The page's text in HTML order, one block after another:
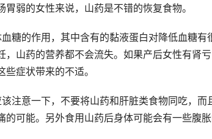
弱的女性来说，山药是不错的恢复食物。
糖的作用，其中含有的黏液蛋白对降低血糖
，山药的营养都不会流失。如果产后女性有肾
症状带来的不适。
注意一下，不要将山药和肝脏类食物同吃，
的可能。另外食用山药后身体可能会有一些腹